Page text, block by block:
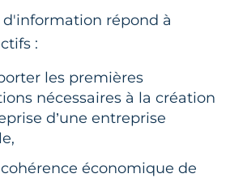
répond à
:
les premières
nécessaires à la création
d’une entreprise
économique de